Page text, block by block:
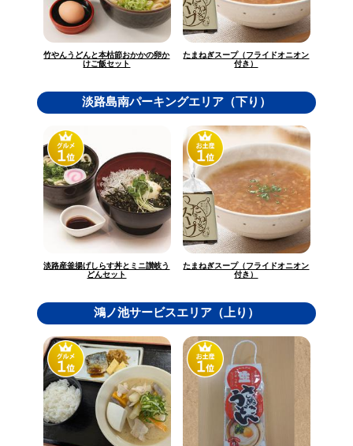
竹やんうどんと本枯節おかかの卵か
けご飯セット
たまねぎスープ（フライドオニオン
付き）
淡路島南パーキングエリア（下り）
淡路産釜揚げしらす丼とミニ讃岐う
どんセット
たまねぎスープ（フライドオニオン
付き）
鴻ノ池サービスエリア（上り）